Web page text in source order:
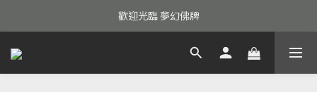
歡迎光臨 夢幻佛牌